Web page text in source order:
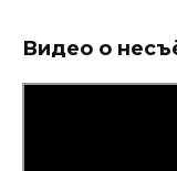
Видео о